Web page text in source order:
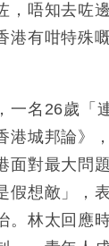
，唔知去咗
港有咁特殊
一名26歲「
港城邦論》
面對最大問
假想敵」，
。林太回應